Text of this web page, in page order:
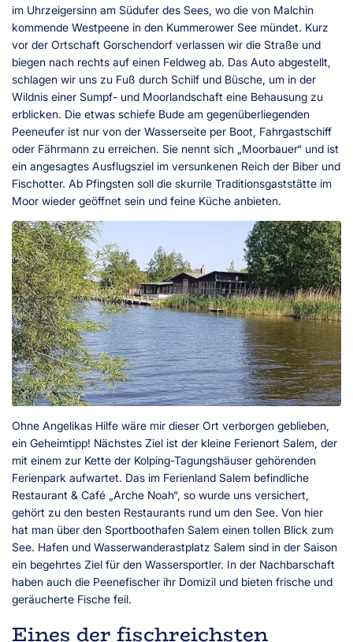
im Uhrzeigersinn am Südufer des Sees, wo die von Malchin
kommende Westpeene in den Kummerower See mündet. Kurz
vor der Ortschaft Gorschendorf verlassen wir die Straße und
biegen nach rechts auf einen Feldweg ab. Das Auto abgestellt,
schlagen wir uns zu Fuß durch Schilf und Büsche, um in der
Wildnis einer Sumpf- und Moorlandschaft eine Behausung zu
erblicken. Die etwas schiefe Bude am gegenüberliegenden
Peeneufer ist nur von der Wasserseite per Boot, Fahrgastschiff
oder Fährmann zu erreichen. Sie nennt sich „Moorbauer“ und ist
ein angesagtes Ausflugsziel im versunkenen Reich der Biber und
Fischotter. Ab Pfingsten soll die skurrile Traditionsgaststätte im
Moor wieder geöffnet sein und feine Küche anbieten.
Ohne Angelikas Hilfe wäre mir dieser Ort verborgen geblieben,
ein Geheimtipp! Nächstes Ziel ist der kleine Ferienort Salem, der
mit einem zur Kette der Kolping-Tagungshäuser gehörenden
Ferienpark aufwartet. Das im Ferienland Salem befindliche
Restaurant & Café „Arche Noah“, so wurde uns versichert,
gehört zu den besten Restaurants rund um den See. Von hier
hat man über den Sportboothafen Salem einen tollen Blick zum
See. Hafen und Wasserwanderastplatz Salem sind in der Saison
ein begehrtes Ziel für den Wassersportler. In der Nachbarschaft
haben auch die Peenefischer ihr Domizil und bieten frische und
geräucherte Fische feil.
Eines der fischreichsten